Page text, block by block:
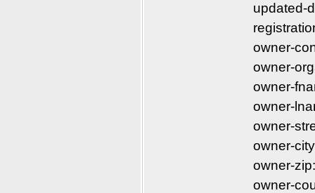
updated-
owner-
owner-
owner-
owner-
owner-
owner-
owner-
owner-